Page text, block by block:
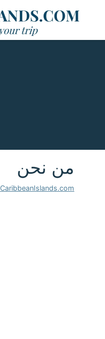
من نحن
CaribbeanIslands.com